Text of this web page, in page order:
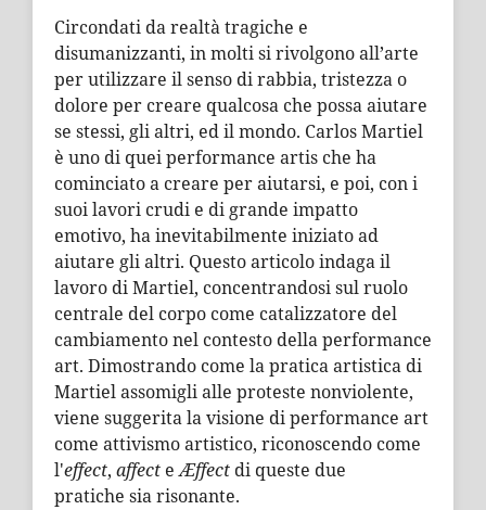
Circondati da realtà tragiche e
disumanizzanti, in molti si rivolgono all’arte
per utilizzare il senso di rabbia, tristezza o
dolore per creare qualcosa che possa aiutare
se stessi, gli altri, ed il mondo. Carlos Martiel
è uno di quei performance artis che ha
cominciato a creare per aiutarsi, e poi, con i
suoi lavori crudi e di grande impatto
emotivo, ha inevitabilmente iniziato ad
aiutare gli altri. Questo articolo indaga il
lavoro di Martiel, concentrandosi sul ruolo
centrale del corpo come catalizzatore del
cambiamento nel contesto della performance
art. Dimostrando come la pratica artistica di
Martiel assomigli alle proteste nonviolente,
viene suggerita la visione di performance art
come attivismo artistico, riconoscendo come
l'effect, affecteÆffect di queste due
pratiche sia risonante.